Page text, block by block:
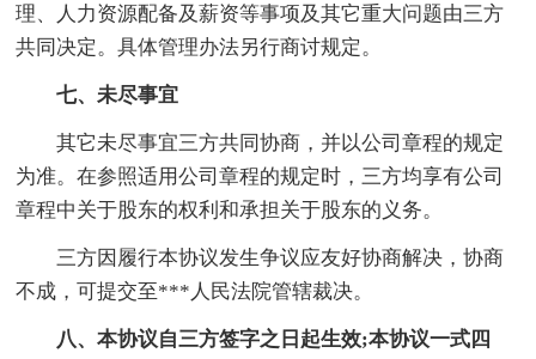
理、人力资源配备及薪资等事项及其它重大问题由三方
共同决定。具体管理办法另行商讨规定。
七、未尽事宜
其它未尽事宜三方共同协商，并以公司章程的规定
为准。在参照适用公司章程的规定时，三方均享有公司
章程中关于股东的权利和承担关于股东的义务。
三方因履行本协议发生争议应友好协商解决，协商
不成，可提交至***人民法院管辖裁决。
八、本协议自三方签字之日起生效;本协议一式四